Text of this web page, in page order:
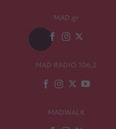
MAD.gr
MAD RADIO 106,2
MADWALK